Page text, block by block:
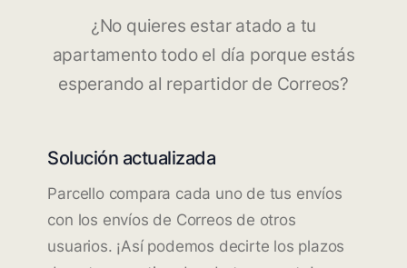
¿No quieres estar atado a tu
apartamento todo el día porque estás
esperando al repartidor de Correos?
Solución actualizada
Parcello compara cada uno de tus envíos
con los envíos de Correos de otros
usuarios. ¡Así podemos decirte los plazos